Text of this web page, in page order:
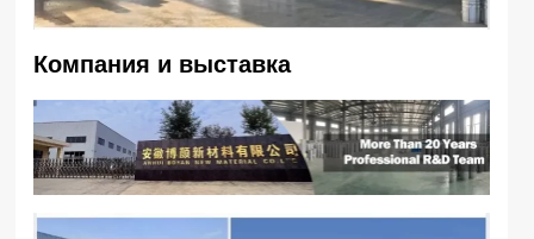
Компания и выставка